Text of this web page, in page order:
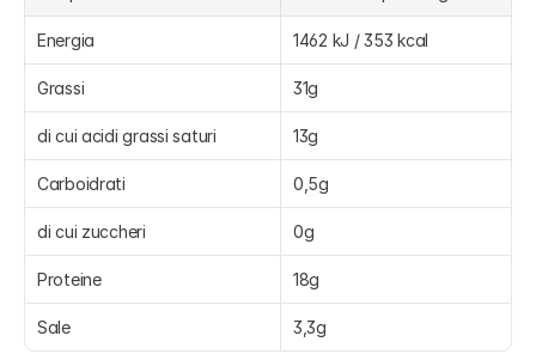
Energia 1462 kJ / 353 kcal
Grassi 31g
di cui acidi grassi saturi 13g
Carboidrati 0,5g
di cui zuccheri 0g
Proteine 18g
Sale 3,3g